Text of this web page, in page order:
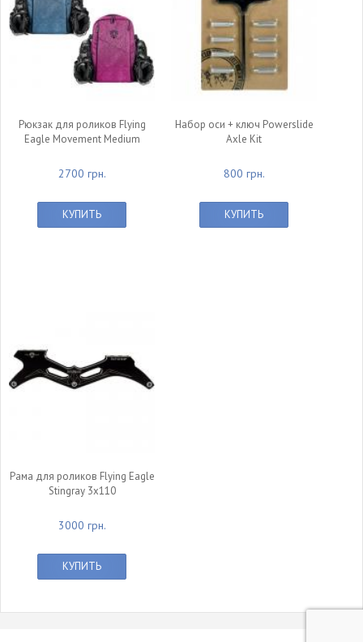
Рюкзак для роликов Flying
Eagle Movement Medium
2700 грн.
КУПИТЬ
Набор оси + ключ Powerslide
Axle Kit
800 грн.
КУПИТЬ
Рама для роликов Flying Eagle
Stingray 3x110
3000 грн.
КУПИТЬ